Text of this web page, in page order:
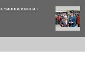
чиновников из